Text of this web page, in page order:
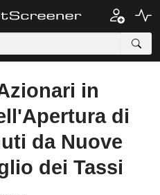
in
di
da Nuove
dei Tassi